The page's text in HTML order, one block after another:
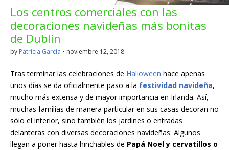
en Irlanda –
Alojamiento en
Irlanda
Blog dedicado a los que viven, estudian y trabajan en
Irlanda!
Los centros comerciales con las
decoraciones navideñas más bonitas
de Dublín
by Patricia Garcia • noviembre 12, 2018
Tras terminar las celebraciones de Halloween hace apenas
unos días se da oficialmente paso a la festividad navideña,
mucho más extensa y de mayor importancia en Irlanda. Así,
muchas familias de manera particular en sus casas decoran no
sólo el interior, sino también los jardines o entradas
delanteras con diversas decoraciones navideñas. Algunos
llegan a poner hasta hinchables de Papá Noel y cervatillos o